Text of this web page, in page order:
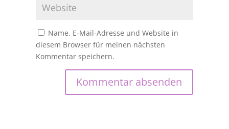
Name, E-Mail-Adresse und Website in
diesem Browser für meinen nächsten
Kommentar speichern.